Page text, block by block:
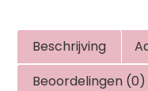
Beschrijving
Beoordelingen (0)